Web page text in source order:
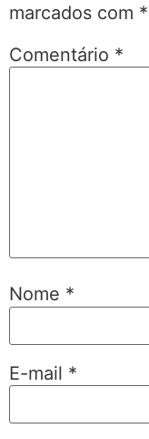
marcados com *
Comentário *
Nome *
E-mail *